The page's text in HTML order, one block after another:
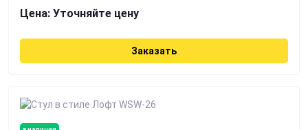
Цена: Уточняйте цену
Заказать